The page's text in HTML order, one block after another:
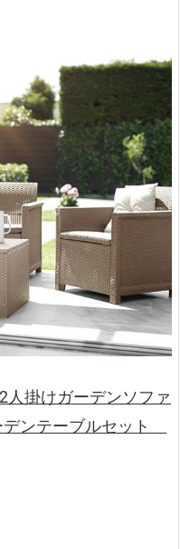
掛けガーデンソファ
ンテーブルセット